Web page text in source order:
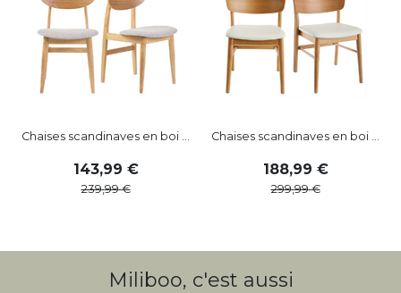
Chaises scandinaves en boi ...
143,99
239,99
Chaises scandinaves en boi ...
188,99
299,99
Miliboo, c'est aussi